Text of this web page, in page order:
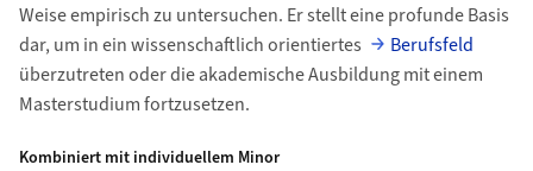
Weise empirisch zu untersuchen. Er stellt eine profunde Basis
dar, um in ein wissenschaftlich orientiertes
Berufsfeld
überzutreten oder die akademische Ausbildung mit einem
Masterstudium fortzusetzen.
Kombiniert mit individuellem Minor